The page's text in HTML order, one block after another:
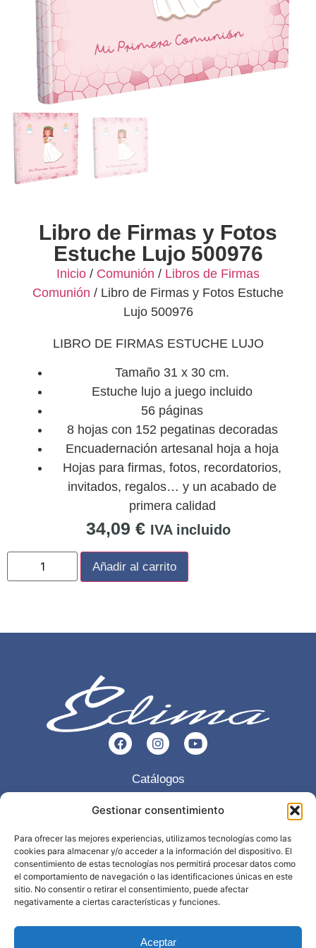
Gestionar consentimiento
Para ofrecer las mejores experiencias, utilizamos tecnologías como las
cookies para almacenar y/o acceder a la información del dispositivo. El
consentimiento de estas tecnologías nos permitirá procesar datos como
el comportamiento de navegación o las identificaciones únicas en este
sitio. No consentir o retirar el consentimiento, puede afectar
negativamente a ciertas características y funciones.
Aceptar
Libro de Firmas y Fotos
Estuche Lujo 500976
Inicio / Comunión / Libros de Firmas
Comunión / Libro de Firmas y Fotos Estuche
Lujo 500976
LIBRO DE FIRMAS ESTUCHE LUJO
Tamaño 31 x 30 cm.
Estuche lujo a juego incluido
56 páginas
8 hojas con 152 pegatinas decoradas
Encuadernación artesanal hoja a hoja
Hojas para firmas, fotos, recordatorios,
invitados, regalos… y un acabado de
primera calidad
34,09 € IVA incluido
Añadir al carrito
Catálogos
Servicios
Trabajos realizados
Contacto
968 898 297
info@edima.es